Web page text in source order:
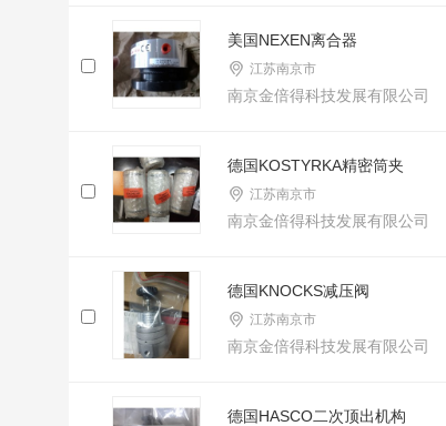
美国NEXEN离合器
江苏南京市
南京金倍得科技发展有限公司
德国KOSTYRKA精密筒夹
江苏南京市
南京金倍得科技发展有限公司
德国KNOCKS减压阀
江苏南京市
南京金倍得科技发展有限公司
德国HASCO二次顶出机构